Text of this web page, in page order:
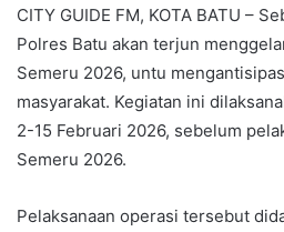
CITY GUIDE FM, KOTA BATU –
Polres Batu akan terjun
Semeru 2026, untu
masyarakat. Kegiatan ini
2-15 Februari 2026, sebelum
Semeru 2026.
Pelaksanaan operasi tersebut